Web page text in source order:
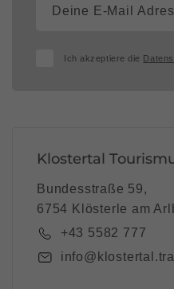
Ich akzeptiere die
Klostertal
Bundesstraße 59,
6754 Klösterle am
+43 5582 777